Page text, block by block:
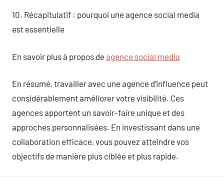
10. Récapitulatif : pourquoi une agence social media
est essentielle
En savoir plus à propos de agence social media
En résumé, travailler avec une agence d’influence peut
considérablement améliorer votre visibilité. Ces
agences apportent un savoir-faire unique et des
approches personnalisées. En investissant dans une
collaboration efficace, vous pouvez atteindre vos
objectifs de manière plus ciblée et plus rapide.